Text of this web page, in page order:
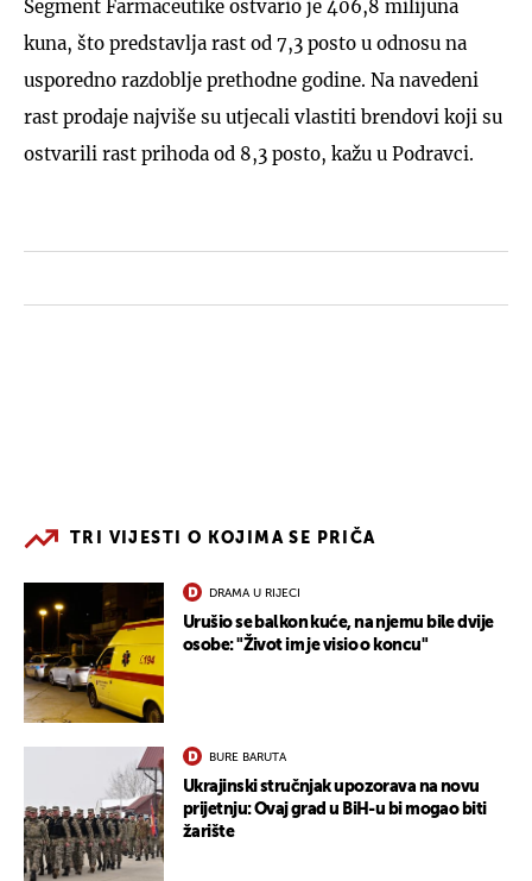
Segment Farmaceutike ostvario je 406,8 milijuna
kuna, što predstavlja rast od 7,3 posto u odnosu na
usporedno razdoblje prethodne godine. Na navedeni
rast prodaje najviše su utjecali vlastiti brendovi koji su
ostvarili rast prihoda od 8,3 posto, kažu u Podravci.
TRI VIJESTI O KOJIMA SE PRIČA
DRAMA U RIJECI
Urušio se balkon kuće, na njemu bile dvije
osobe: "Život im je visio o koncu"
BURE BARUTA
Ukrajinski stručnjak upozorava na novu
prijetnju: Ovaj grad u BiH-u bi mogao biti
žarište